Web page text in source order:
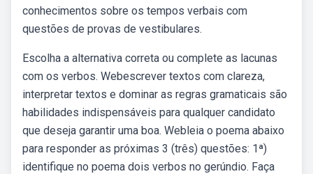
conhecimentos sobre os tempos verbais com
questões de provas de vestibulares.
Escolha a alternativa correta ou complete as lacunas
com os verbos. Webescrever textos com clareza,
interpretar textos e dominar as regras gramaticais são
habilidades indispensáveis para qualquer candidato
que deseja garantir uma boa. Webleia o poema abaixo
para responder as próximas 3 (três) questões: 1ª)
identifique no poema dois verbos no gerúndio. Faça